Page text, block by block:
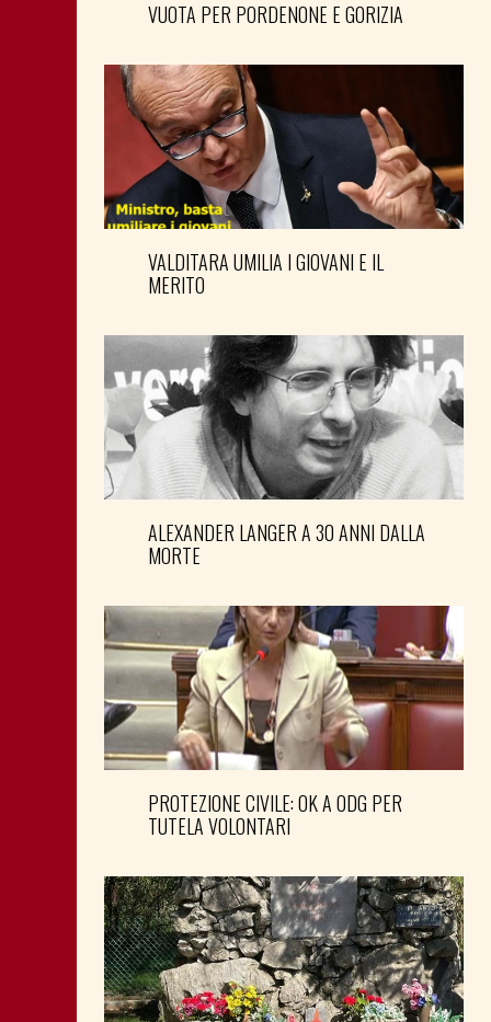
VUOTA PER PORDENONE E GORIZIA
VALDITARA UMILIA I GIOVANI E IL
MERITO
ALEXANDER LANGER A 30 ANNI DALLA
MORTE
PROTEZIONE CIVILE: OK A ODG PER
TUTELA VOLONTARI